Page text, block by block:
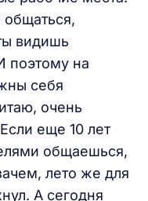
видишь
поэтому на
себя
очень
еще 10 лет
общаешься,
лето же для
А сегодня